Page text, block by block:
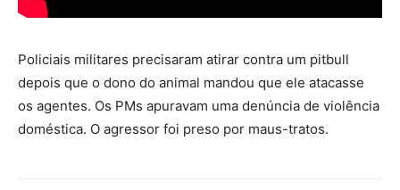
Policiais militares precisaram atirar contra um pitbull
depois que o dono do animal mandou que ele atacasse
os agentes. Os PMs apuravam uma denúncia de violência
doméstica. O agressor foi preso por maus-tratos.